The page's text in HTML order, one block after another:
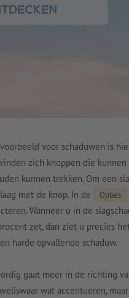
voor schaduwen is
zich knoppen die
kunnen trekken. Om een
met de knop. In de
Opties
Wanneer u in de
zet, dan ziet u precies
harde opvallende schaduw.
gaat meer in de richting
wat accentueren,